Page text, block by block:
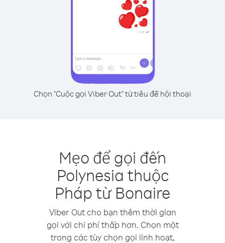
Chọn "Cuộc gọi Viber Out" từ tiêu đề hội thoại
Mẹo để gọi đến
Polynesia thuộc
Pháp từ Bonaire
Viber Out cho bạn thêm thời gian
gọi với chi phí thấp hơn. Chọn một
trong các tùy chọn gọi linh hoạt,